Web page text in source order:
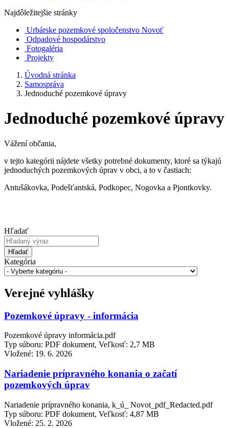
Najdôležitejšie stránky
Urbárske pozemkové spoločenstvo Novoť
Odpadové hospodárstvo
Fotogaléria
Projekty
Úvodná stránka
Samospráva
Jednoduché pozemkové úpravy
Jednoduché pozemkové úpravy
Vážení občania,
v tejto kategórii nájdete všetky potrebné dokumenty, ktoré sa týkajú
jednoduchých pozemkových úprav v obci, a to v častiach:
Antušákovka, Podešťantská, Podkopec, Nogovka a Pjontkovky.
Hľadať
Hľadať
Kategória
Verejné vyhlášky
Pozemkové úpravy - informácia
Pozemkové úpravy informácia.pdf
Typ súboru: PDF dokument, Veľkosť: 2,7 MB
Vložené: 19. 6. 2026
Nariadenie prípravného konania o začatí
pozemkových úprav
Nariadenie prípravného konania, k_ú_ Novot_pdf_Redacted.pdf
Typ súboru: PDF dokument, Veľkosť: 4,87 MB
Vložené: 25. 2. 2026